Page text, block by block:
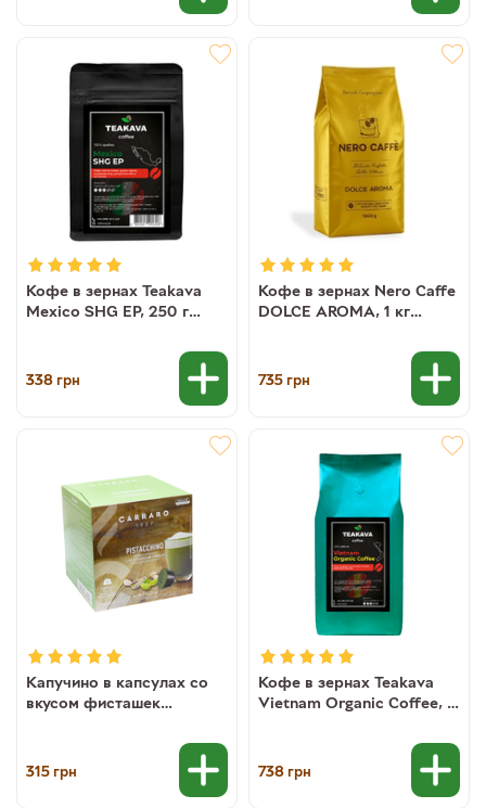
Кофе в зернах Teakava
Mexico SHG EP, 250 г
338грн
Кофе в зернах Nero Caffe
DOLCE AROMA, 1 кг
735грн
Капучино в капсулах со
вкусом фисташек
GUSTO, 16 шт
315грн
Кофе в зернах Teakava
Vietnam Organic Coffee, 1
738грн